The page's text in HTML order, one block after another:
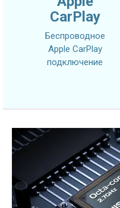
CarPlay
Беспроводное
Apple CarPlay
подключение